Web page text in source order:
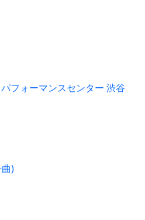
フォーマンスセンター 渋谷
)